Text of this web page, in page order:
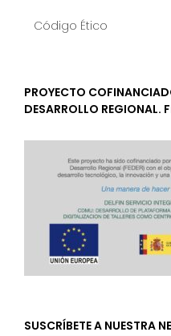
Código Ético
PROYECTO
DESARROLLO REGIONAL.
SUSCRÍBETE A NUESTRA